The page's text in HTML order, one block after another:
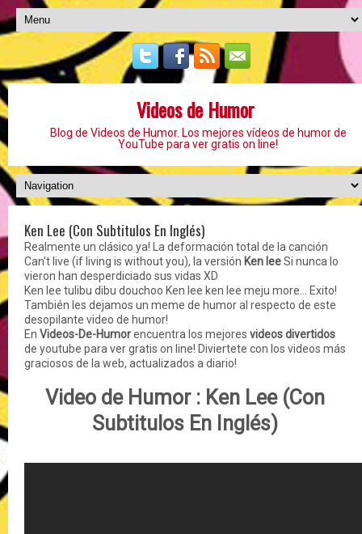
Videos de Humor
Blog de Videos de Humor. Los mejores vídeos de humor de
YouTube para ver gratis on line!
Ken Lee (Con Subtitulos En Inglés)
Realmente un clásico ya! La deformación total de la canción
Can't live (if living is without you), la versión Ken leeSi nunca lo
vieron han desperdiciado sus vidas XD
Ken lee tulibu dibu douchoo Ken lee ken lee meju more... Exito!
También les dejamos un meme de humor al respecto de este
desopilante video de humor!
En Videos-De-Humorencuentra los mejores videos divertidos
de youtube para ver gratis on line! Diviertete con los videos más
graciosos de la web, actualizados a diario!
Video de Humor : Ken Lee (Con
Subtitulos En Inglés)